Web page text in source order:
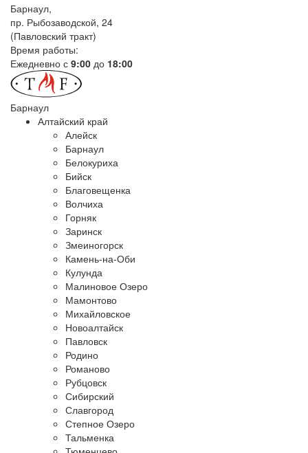
Барнаул,
пр. Рыбозаводской, 24
(Павловский тракт)
Время работы:
Ежедневно с 9:00 до 18:00
Барнаул
Алтайский край
Алейск
Барнаул
Белокуриха
Бийск
Благовещенка
Волчиха
Горняк
Заринск
Змеиногорск
Камень-на-Оби
Кулунда
Малиновое Озеро
Мамонтово
Михайловское
Новоалтайск
Павловск
Родино
Романово
Рубцовск
Сибирский
Славгород
Степное Озеро
Тальменка